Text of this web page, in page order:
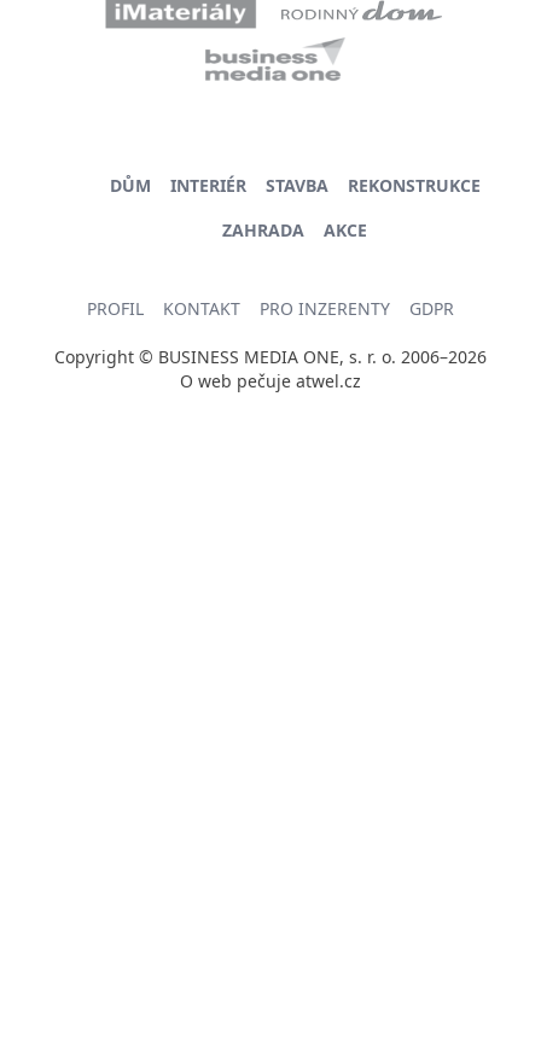
DŮM INTERIÉR STAVBA
REKONSTRUKCE
ZAHRADA
AKCE
PROFIL KONTAKT PRO INZERENTY GDPR
Copyright © BUSINESS MEDIA ONE, s. r. o. 2006–2026